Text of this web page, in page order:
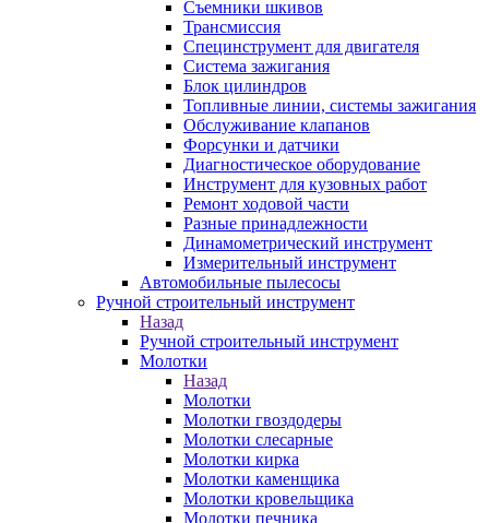
Съемники шкивов
Трансмиссия
Специнструмент для двигателя
Система зажигания
Блок цилиндров
Топливные линии, системы зажигания
Обслуживание клапанов
Форсунки и датчики
Диагностическое оборудование
Инструмент для кузовных работ
Ремонт ходовой части
Разные принадлежности
Динамометрический инструмент
Измерительный инструмент
Автомобильные пылесосы
Ручной строительный инструмент
Назад
Ручной строительный инструмент
Молотки
Назад
Молотки
Молотки гвоздодеры
Молотки слесарные
Молотки кирка
Молотки каменщика
Молотки кровельщика
Молотки печника